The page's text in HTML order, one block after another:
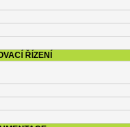
ŘÍZENÍ